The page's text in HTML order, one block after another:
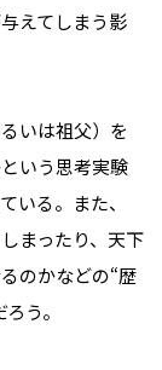
えてしまう影
いは祖父）を
いう思考実験
いる。また、
まったり、天下
のかなどの“歴
う。